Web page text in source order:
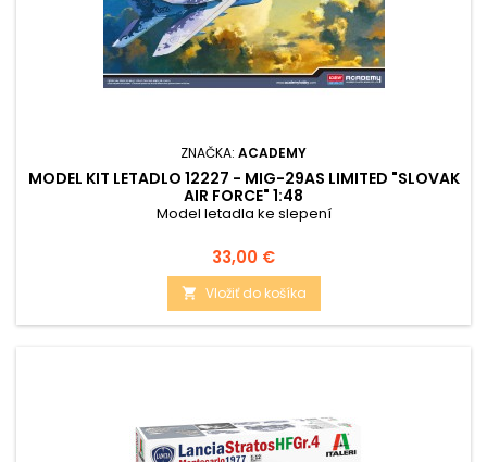
ZNAČKA: ACADEMY
MODEL KIT LETADLO 12227 - MIG-29AS LIMITED "SLOVAK
AIR FORCE" 1:48
Model letadla ke slepení
Cena
33,00 €
 Vložiť do košíka